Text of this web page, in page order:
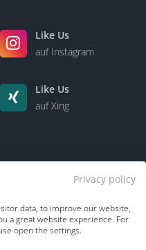
Like Us
auf Instagram
Like Us
auf Xing
Über uns
Privacy policy
data, to improve our website,
a great website experience. For
open the settings.